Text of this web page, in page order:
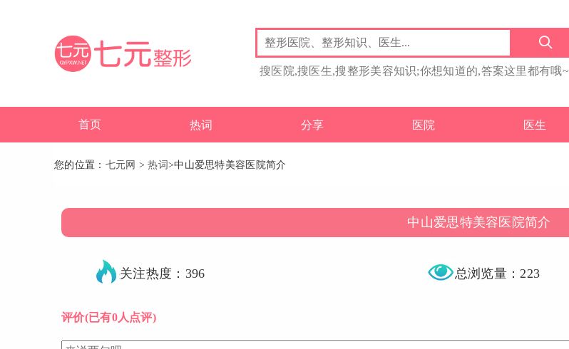
搜医院,搜医生,搜整形美容知识;你想知道的,答案这里都有哦~
首页 热词 分享 医院 医生
您的位置： 七元网 >热词>中山爱思特美容医院简介
中山爱思特美容医院简介
关注热度：396 总浏览量：223
评价(已有0人点评)